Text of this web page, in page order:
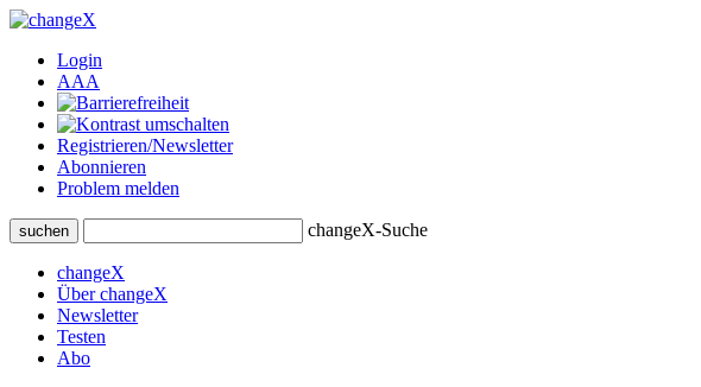
Login
AAA
Registrieren/Newsletter
Abonnieren
Problem melden
suchen changeX-Suche
changeX
Über changeX
Newsletter
Testen
Abo